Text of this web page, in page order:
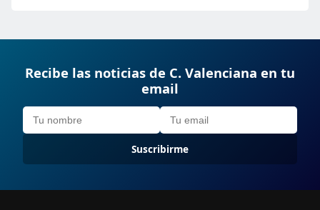
Recibe las noticias de C. Valenciana en tu
email
Suscribirme